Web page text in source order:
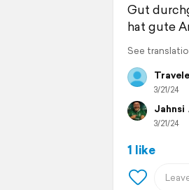
Gut
hat gute
See
3/21/24
Jahnsi
3/21/24
1 like